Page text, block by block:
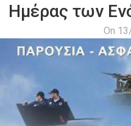
Ημέρας των
On